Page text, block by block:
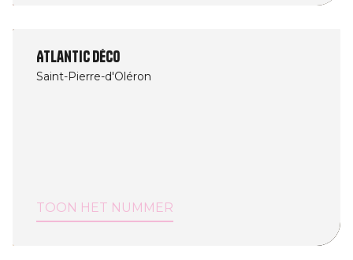
Atlantic Déco
Saint-Pierre-d'Oléron
TOON HET NUMMER